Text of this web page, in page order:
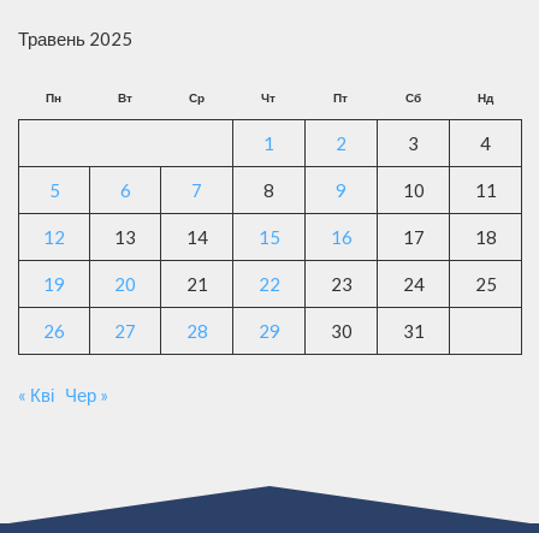
Травень 2025
Пн Вт Ср Чт Пт Сб Нд
1 2 3 4
5 6 7 8 9 10 11
12 13 14 15 16 17 18
19 20 21 22 23 24 25
26 27 28 29 30 31
« Кві Чер »